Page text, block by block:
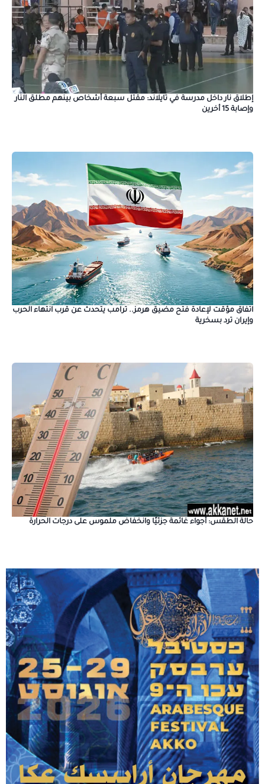
إطلاق نار داخل مدرسة في تايلاند: مقتل سبعة أشخاص بينهم مطلق النار
وإصابة 15 أخرين
اتفاق مؤقت لإعادة فتح مضيق هرمز.. ترامب يتحدث عن قرب انتهاء الحرب
وإيران ترد بسخرية
حالة الطقس: أجواء غائمة جزئيًا وانخفاض ملموس على درجات الحرارة